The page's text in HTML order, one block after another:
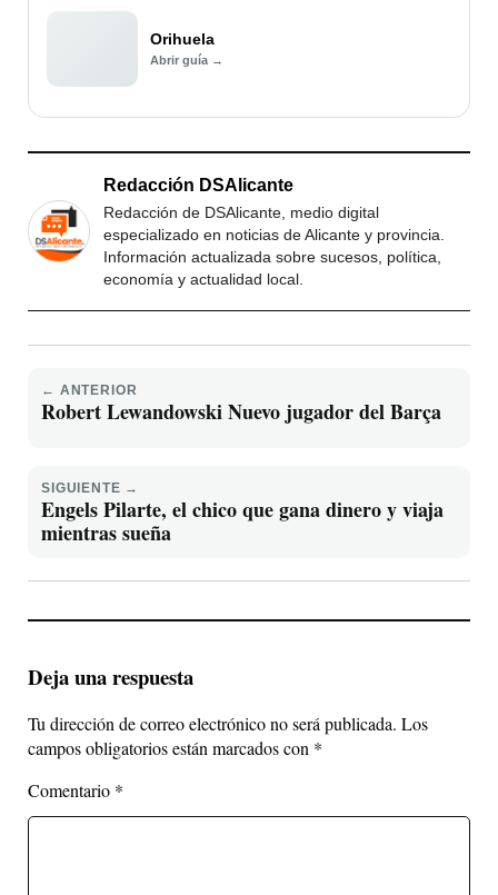
Orihuela
Abrir guía →
Redacción DSAlicante
Redacción de DSAlicante, medio digital
especializado en noticias de Alicante y provincia.
Información actualizada sobre sucesos, política,
economía y actualidad local.
← ANTERIOR
Robert Lewandowski Nuevo jugador del Barça
SIGUIENTE →
Engels Pilarte, el chico que gana dinero y viaja
mientras sueña
Deja una respuesta
Tu dirección de correo electrónico no será publicada. Los
campos obligatorios están marcados con *
Comentario *